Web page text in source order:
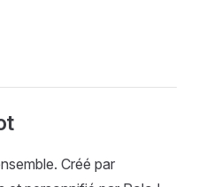
Créé par